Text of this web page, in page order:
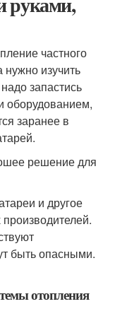
частного
изучить
запастись
оборудованием,
заранее в
решение для
и другое
быть опасными.
отопления